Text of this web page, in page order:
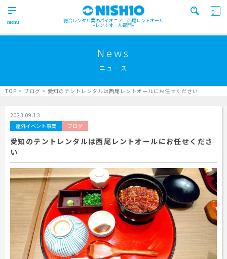
総合レンタル業のパイオニア 西尾レントオール
レントオール部門
Product
Works
Business
屋外イベント事業
Outdoor event business
屋内イベント事業
Indoor event business
トレーラーハウス事業
Trailer house business
工事用テント・テント倉庫事業
Construction tent / tent warehouse business
営業所一覧
Office
ニュース
News
ニュース
News
ブログ
Blog
レンタルシステムのご案内
Guidance
レンタルシステムのご案内
Guidance
会社案内
Company
0
実績
商品 ニュース/ブログ
キーワード検索
検索する
News
ニュース
TOP > ブログ > 愛知のテントレンタルは西尾レントオールにお任せください
2023.09.13
屋外イベント事業
ブログ
愛知のテントレンタルは西尾レントオールにお任せくださ
い